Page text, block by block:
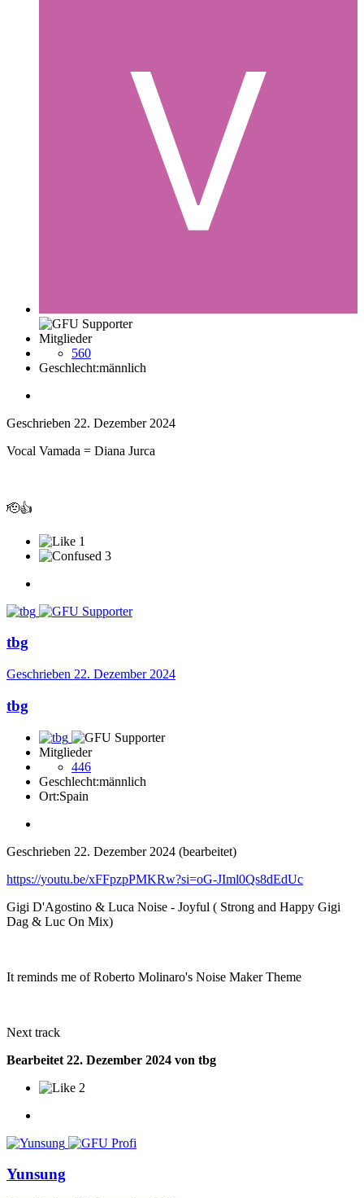
Mitglieder
560
Geschlecht:männlich
Geschrieben 22. Dezember 2024
Vocal Vamada = Diana Jurca
🫡👍
1
3
tbg
Geschrieben 22. Dezember 2024
tbg
Mitglieder
446
Geschlecht:männlich
Ort:Spain
Geschrieben 22. Dezember 2024 (bearbeitet)
https://youtu.be/xFFpzpPMKRw?si=oG-JIml0Qs8dEdUc
Gigi D'Agostino & Luca Noise - Joyful ( Strong and Happy Gigi
Dag & Luc On Mix)
It reminds me of Roberto Molinaro's Noise Maker Theme
Next track
Bearbeitet 22. Dezember 2024 von tbg
2
Yunsung